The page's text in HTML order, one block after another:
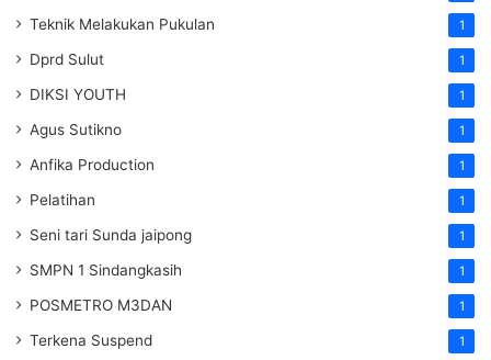
Teknik Melakukan Pukulan 1
Dprd Sulut 1
DIKSI YOUTH 1
Agus Sutikno 1
Anfika Production 1
Pelatihan 1
Seni tari Sunda jaipong 1
SMPN 1 Sindangkasih 1
POSMETRO M3DAN 1
Terkena Suspend 1